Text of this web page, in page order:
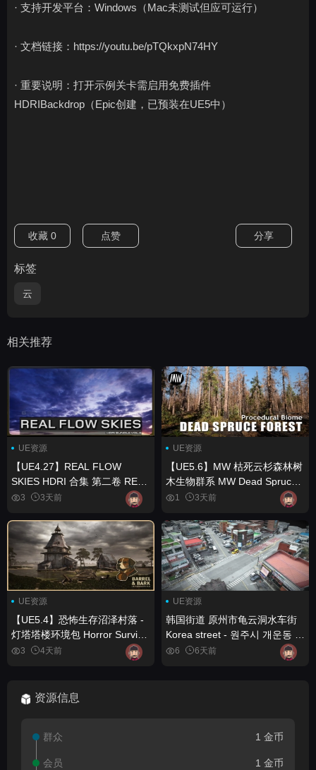
· 支持开发平台：Windows（Mac未测试但应可运行）
· 文档链接：https://youtu.be/pTQkxpN74HY
· 重要说明：打开示例关卡需启用免费插件
HDRIBackdrop（Epic创建，已预装在UE5中）
收藏 0 点赞 分享
标签
云
相关推荐
UE资源
【UE4.27】REAL FLOW
SKIES HDRI 合集 第二卷 REAL
FLOW SKIES HDRI BUNDLE
3 3天前
UE资源
【UE5.6】MW 枯死云杉森林树
木生物群系 MW Dead Spruce
Forest Trees Biome
1 3天前
UE资源
【UE5.4】恐怖生存沼泽村落 -
灯塔塔楼环境包 Horror Survival
Swamp Village - Lighthouse
3 4天前
UE资源
韩国街道 原州市龟云洞水车街
Korea street - 원주시 개운동 물
레방아 거리
6 6天前
资源信息
群众 1 金币
会员 1 金币